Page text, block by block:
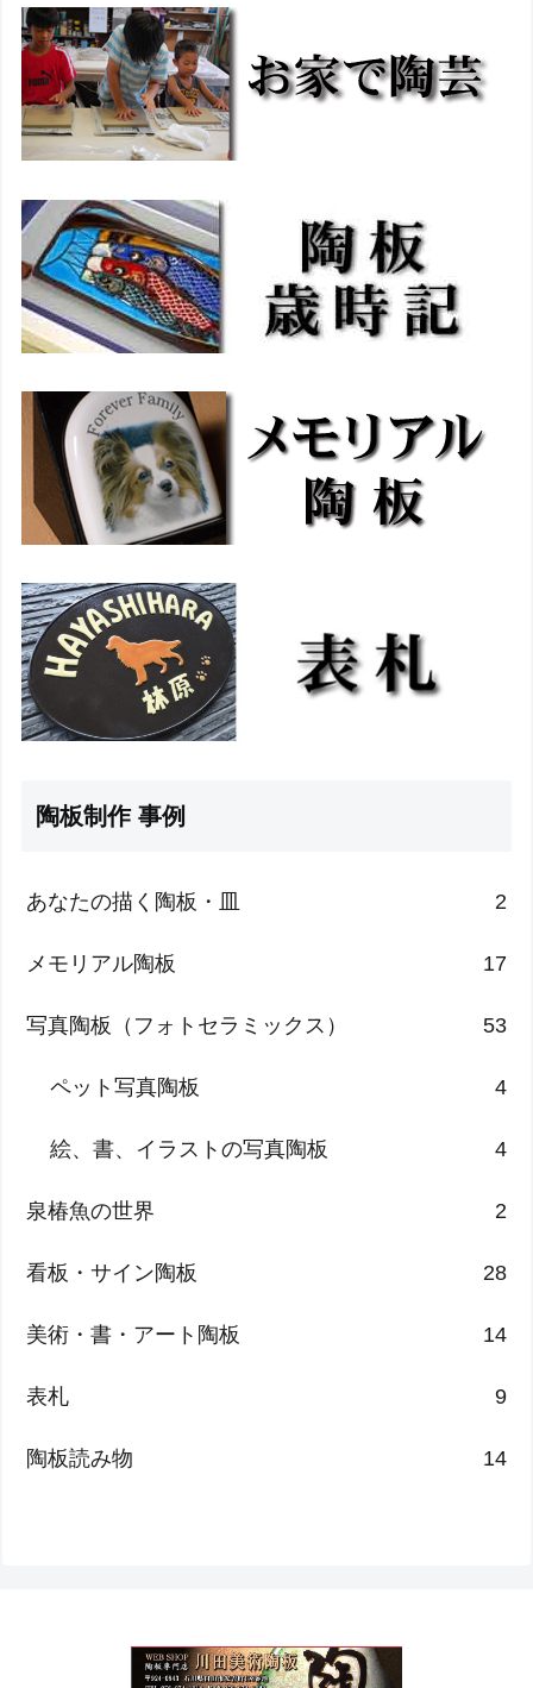
陶板制作 事例
あなたの描く陶板・皿 2
メモリアル陶板 17
写真陶板（フォトセラミックス） 53
ペット写真陶板 4
絵、書、イラストの写真陶板 4
泉椿魚の世界 2
看板・サイン陶板 28
美術・書・アート陶板 14
表札 9
陶板読み物 14